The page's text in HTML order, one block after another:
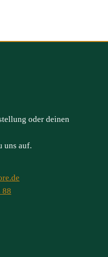
oder deinen
uns auf.
88